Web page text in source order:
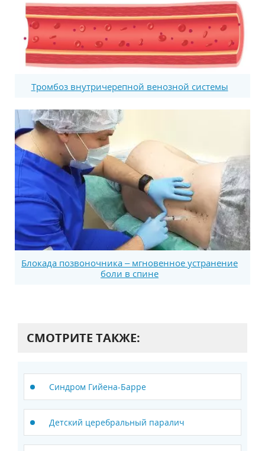
Тромбоз внутричерепной венозной системы
Блокада позвоночника – мгновенное устранение
боли в спине
СМОТРИТЕ ТАКЖЕ:
Синдром Гийена-Барре
Детский церебральный паралич